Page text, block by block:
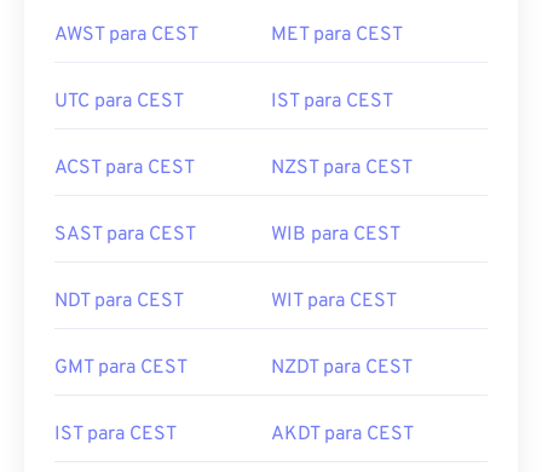
AWST para CEST MET para CEST
UTC para CEST IST para CEST
ACST para CEST NZST para CEST
SAST para CEST WIB para CEST
NDT para CEST WIT para CEST
GMT para CEST NZDT para CEST
IST para CEST AKDT para CEST